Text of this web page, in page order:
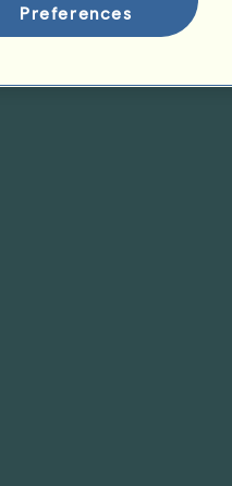
Preferences